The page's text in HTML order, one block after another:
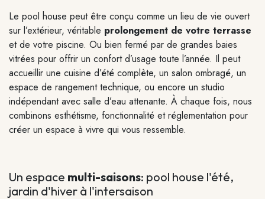
Le pool house peut être conçu comme un lieu de vie ouvert
sur l’extérieur, véritable prolongement de votre terrasse
et de votre piscine. Ou bien fermé par de grandes baies
vitrées pour offrir un confort d’usage toute l’année. Il peut
accueillir une cuisine d’été complète, un salon ombragé, un
espace de rangement technique, ou encore un studio
indépendant avec salle d’eau attenante. À chaque fois, nous
combinons esthétisme, fonctionnalité et réglementation pour
créer un espace à vivre qui vous ressemble.
Un espace multi-saisons: pool house l'été,
jardin d'hiver à l'intersaison